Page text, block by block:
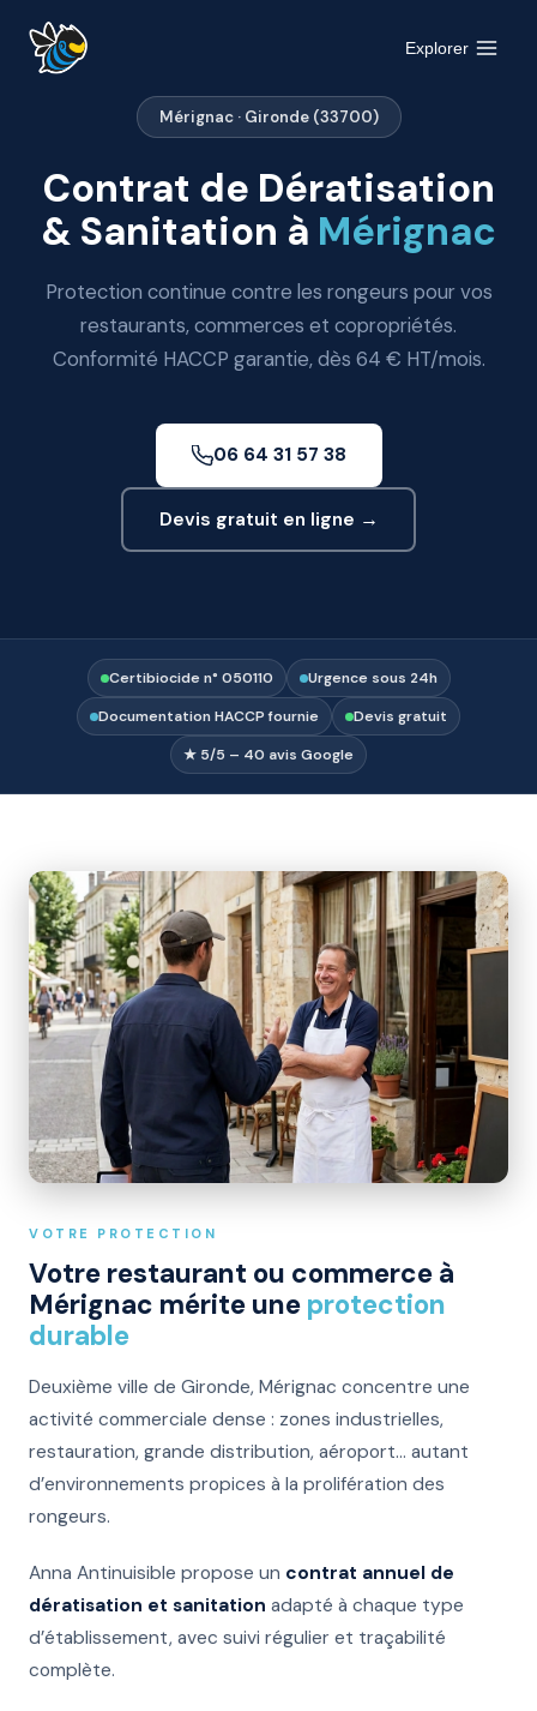
contenu
Explorer
Mérignac · Gironde (33700)
Contrat de Dératisation
& Sanitation à Mérignac
Protection continue contre les rongeurs pour vos
restaurants, commerces et copropriétés.
Conformité HACCP garantie, dès 64 € HT/mois.
06 64 31 57 38
Devis gratuit en ligne →
Certibiocide n° 050110
Urgence sous 24h
Documentation HACCP fournie
Devis gratuit
★ 5/5 – 40 avis Google
VOTRE PROTECTION
Votre restaurant ou commerce à
Mérignac mérite une protection
durable
Deuxième ville de Gironde, Mérignac concentre une
activité commerciale dense : zones industrielles,
restauration, grande distribution, aéroport… autant
d’environnements propices à la prolifération des
rongeurs.
Anna Antinuisible propose un contrat annuel de
dératisation et sanitation adapté à chaque type
d’établissement, avec suivi régulier et traçabilité
complète.